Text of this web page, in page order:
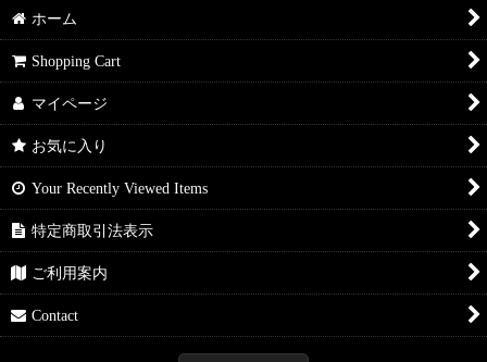
ホーム
Shopping Cart
マイページ
お気に入り
Your Recently Viewed Items
特定商取引法表示
ご利用案内
Contact